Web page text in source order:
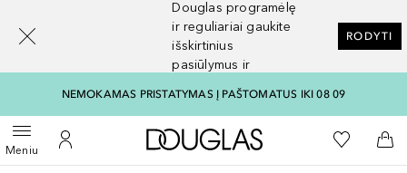
Douglas programėlę
ir reguliariai gaukite
išskirtinius
pasiūlymus ir
RODYTI
NEMOKAMAS PRISTATYMAS Į PAŠTOMATUS IKI 08 09
MeniuAtidaryti meniuĮ mano paskyrą
Į Douglas pagrindinį
Į mano
Į
Grįžk atgal
Vykdykite paiešką
[navigation.slideout.screenreader]